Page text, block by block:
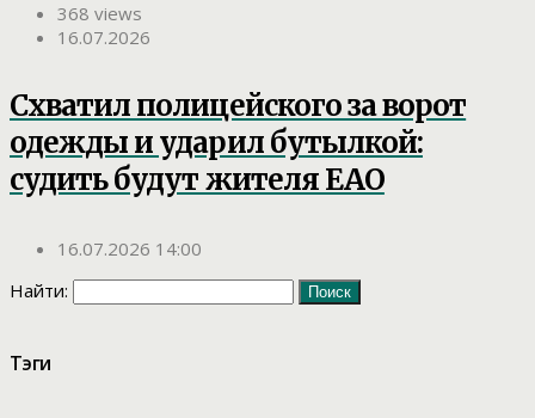
368 views
16.07.2026
Схватил полицейского за ворот
одежды и ударил бутылкой:
судить будут жителя ЕАО
16.07.2026 14:00
Найти:
Тэги